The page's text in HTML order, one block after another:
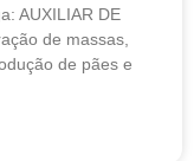
AUXILIAR DE
de massas,
de pães e